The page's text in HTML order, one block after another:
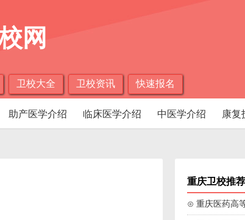
网
卫校大全 卫校资讯 快速报名
助产医学介绍 临床医学介绍 中医学介绍 康复
重庆卫校推荐
⊙ 重庆医药高